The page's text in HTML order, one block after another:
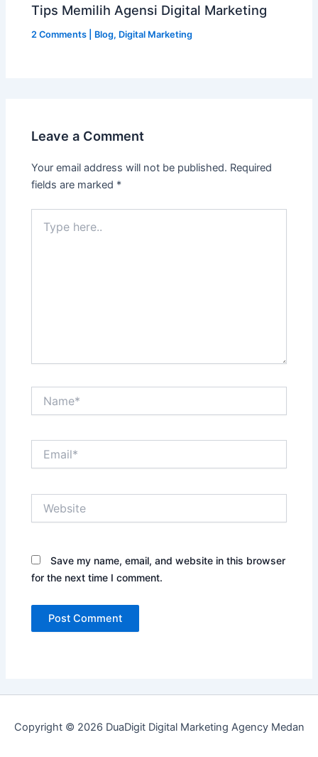
Tips Memilih Agensi Digital Marketing
2 Comments Blog, Digital Marketing
Leave a Comment
Your email address will not be published. Required
fields are marked *
here..
Save my name, email, and website in this browser
for the next time I comment.
Copyright © 2026 DuaDigit Digital Marketing Agency Medan